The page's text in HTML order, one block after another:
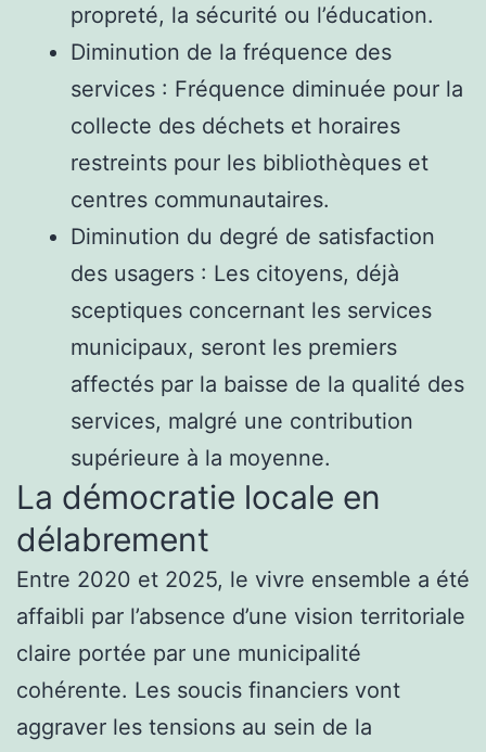
propreté, la sécurité ou l’éducation.
Diminution de la fréquence des
services : Fréquence diminuée pour la
collecte des déchets et horaires
restreints pour les bibliothèques et
centres communautaires.
Diminution du degré de satisfaction
des usagers : Les citoyens, déjà
sceptiques concernant les services
municipaux, seront les premiers
affectés par la baisse de la qualité des
services, malgré une contribution
supérieure à la moyenne.
La démocratie locale en
délabrement
Entre 2020 et 2025, le vivre ensemble a été
affaibli par l’absence d’une vision territoriale
claire portée par une municipalité
cohérente. Les soucis financiers vont
aggraver les tensions au sein de la